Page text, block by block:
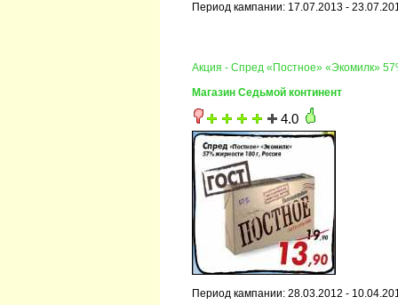
Период кампании: 17.07.2013 -
Акция - Спред «Постное» «Экомилк»
Магазин Седьмой континент
4.0
Период кампании: 28.03.2012 -